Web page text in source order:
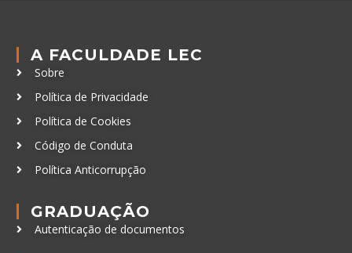
A FACULDADE LEC
Sobre
Política de Privacidade
Política de Cookies
Código de Conduta
Política Anticorrupção
GRADUAÇÃO
Autenticação de documentos